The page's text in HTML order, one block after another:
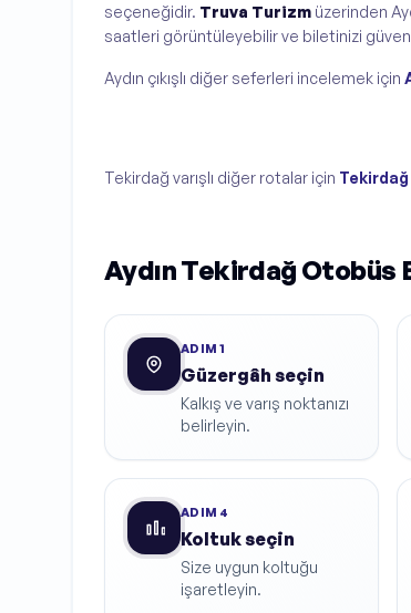
seçeneğidir. Truva Turizm üzerinden
saatleri görüntüleyebilir ve biletinizi
Aydın çıkışlı diğer seferleri incelemek için
Tekirdağ varışlı diğer rotalar için
Aydın Tekirdağ Otobüs
ADIM1
Güzergâh seçin
Kalkış ve varış noktanızı
belirleyin.
ADIM 4
Koltuk seçin
Size uygun koltuğu
işaretleyin.